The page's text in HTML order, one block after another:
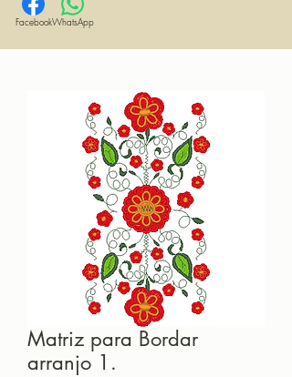
FacebookWhatsApp
Matriz para Bordar
arranjo 1.